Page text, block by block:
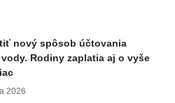
nový spôsob účtovania
Rodiny zaplatia aj o vyše
2026